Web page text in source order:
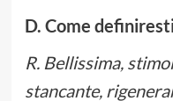
D. Come
R. Bellissima,
stancante,